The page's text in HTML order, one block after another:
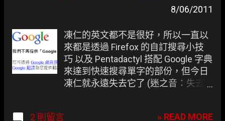
8/06/2011
凍仁的英文都不是很好，所以一直以
來都是透過 Firefox 的自訂搜尋小技
巧 以及 Pentadactyl 搭配 Google 字典
來達到快速搜尋單字的部份，但今日
凍仁就永遠失去它了 (迷之音：失去
2 則留言
» READ MORE